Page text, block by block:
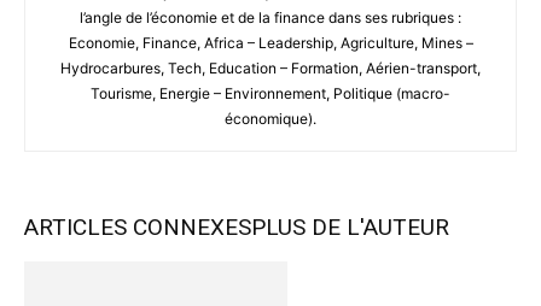
l’angle de l’économie et de la finance dans ses rubriques :
Economie, Finance, Africa – Leadership, Agriculture, Mines –
Hydrocarbures, Tech, Education – Formation, Aérien-transport,
Tourisme, Energie – Environnement, Politique (macro-
économique).
ARTICLES CONNEXESPLUS DE L'AUTEUR